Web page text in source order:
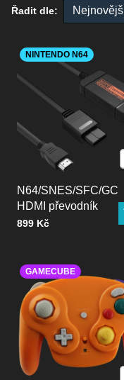
Řadit dle:
N64/SNES/SFC/GC
HDMI převodník
Cena bez DPH
899 Kč
NINTENDO N64
GAMECUBE